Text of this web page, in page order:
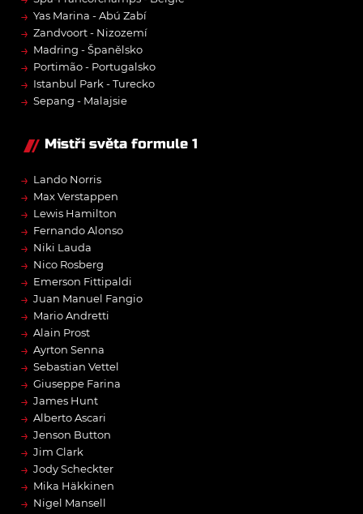
→ Yas Marina - Abú Zabí
→ Zandvoort - Nizozemí
→ Madring - Španělsko
→ Portimão - Portugalsko
→ Istanbul Park - Turecko
→ Sepang - Malajsie
Mistři světa formule 1
→ Lando Norris
→ Max Verstappen
→ Lewis Hamilton
→ Fernando Alonso
→ Niki Lauda
→ Nico Rosberg
→ Emerson Fittipaldi
→ Juan Manuel Fangio
→ Mario Andretti
→ Alain Prost
→ Ayrton Senna
→ Sebastian Vettel
→ Giuseppe Farina
→ James Hunt
→ Alberto Ascari
→ Jenson Button
→ Jim Clark
→ Jody Scheckter
→ Mika Häkkinen
→ Nigel Mansell